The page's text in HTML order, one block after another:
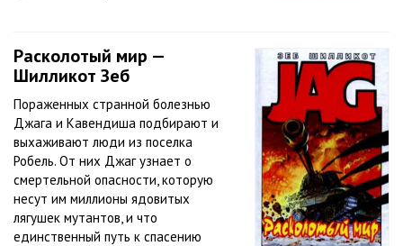
Расколотый мир —
Шилликот Зеб
Пораженных странной болезнью
Джага и Кавендиша подбирают и
выхаживают люди из поселка
Робель. От них Джаг узнает о
смертельной опасности, которую
несут им миллионы ядовитых
лягушек мутантов, и что
единственный путь к спасению